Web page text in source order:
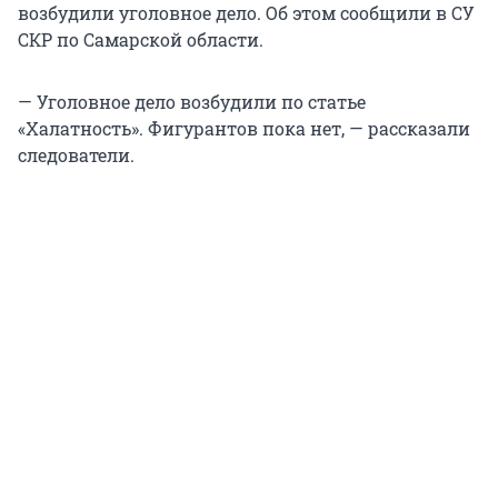
возбудили уголовное дело. Об этом сообщили в СУ
СКР по Самарской области.
— Уголовное дело возбудили по статье
«Халатность». Фигурантов пока нет, — рассказали
следователи.